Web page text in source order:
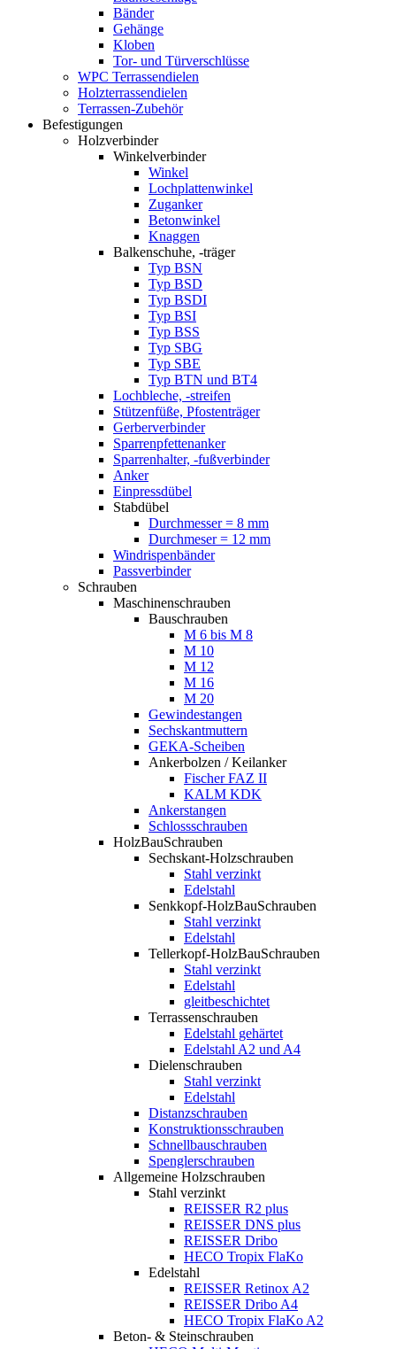
Bänder
Gehänge
Kloben
Tor- und Türverschlüsse
WPC Terrassendielen
Holzterrassendielen
Terrassen-Zubehör
Befestigungen
Holzverbinder
Winkelverbinder
Winkel
Lochplattenwinkel
Zuganker
Betonwinkel
Knaggen
Balkenschuhe, -träger
Typ BSN
Typ BSD
Typ BSDI
Typ BSI
Typ BSS
Typ SBG
Typ SBE
Typ BTN und BT4
Lochbleche, -streifen
Stützenfüße, Pfostenträger
Gerberverbinder
Sparrenpfettenanker
Sparrenhalter, -fußverbinder
Anker
Einpressdübel
Stabdübel
Durchmesser = 8 mm
Durchmeser = 12 mm
Windrispenbänder
Passverbinder
Schrauben
Maschinenschrauben
Bauschrauben
M 6 bis M 8
M 10
M 12
M 16
M 20
Gewindestangen
Sechskantmuttern
GEKA-Scheiben
Ankerbolzen / Keilanker
Fischer FAZ II
KALM KDK
Ankerstangen
Schlossschrauben
HolzBauSchrauben
Sechskant-Holzschrauben
Stahl verzinkt
Edelstahl
Senkkopf-HolzBauSchrauben
Stahl verzinkt
Edelstahl
Tellerkopf-HolzBauSchrauben
Stahl verzinkt
Edelstahl
gleitbeschichtet
Terrassenschrauben
Edelstahl gehärtet
Edelstahl A2 und A4
Dielenschrauben
Stahl verzinkt
Edelstahl
Distanzschrauben
Konstruktionsschrauben
Schnellbauschrauben
Spenglerschrauben
Allgemeine Holzschrauben
Stahl verzinkt
REISSER R2 plus
REISSER DNS plus
REISSER Dribo
HECO Tropix FlaKo
Edelstahl
REISSER Retinox A2
REISSER Dribo A4
HECO Tropix FlaKo A2
Beton- & Steinschrauben